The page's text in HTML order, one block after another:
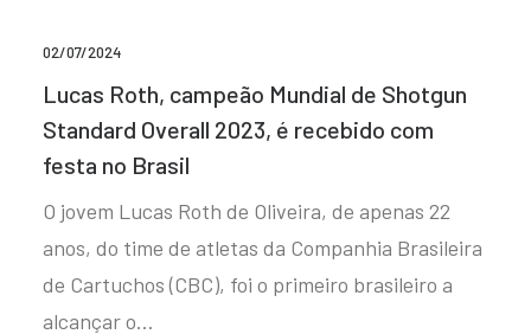
02/07/2024
Lucas Roth, campeão Mundial de Shotgun
Standard Overall 2023, é recebido com
festa no Brasil
O jovem Lucas Roth de Oliveira, de apenas 22
anos, do time de atletas da Companhia Brasileira
de Cartuchos (CBC), foi o primeiro brasileiro a
alcançar o…